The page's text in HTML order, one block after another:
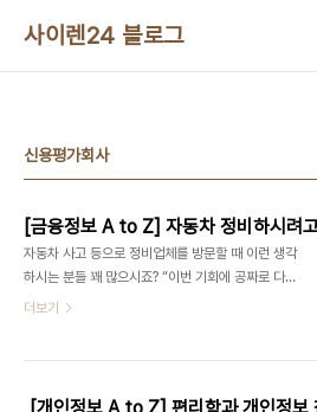
사이렌24 블로그
신용평가회사
자동차 사고 등으로 정비업체를 방문할 때 이런 생각
하시는 분들 꽤 많으시죠? “이번 기회에 공짜로 다른
것도 함께 고쳐버리자” 심지어 정비업체에서 먼저 사
려는 일부 정비업체에 현혹되는 순간, 덩달아 ‘보험
더보기